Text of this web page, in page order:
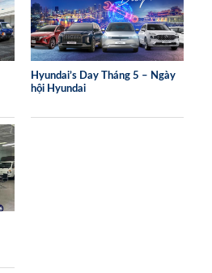
Hyundai’s Day Tháng 5 – Ngày
hội Hyundai